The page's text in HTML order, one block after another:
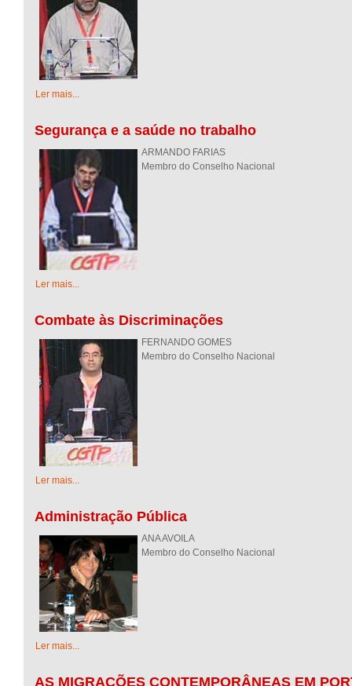
Ler mais...
Segurança e a saúde no trabalho
ARMANDO FARIAS
Membro do Conselho Nacional
Ler mais...
Combate às Discriminações
FERNANDO GOMES
Membro do Conselho Nacional
Ler mais...
Administração Pública
ANA AVOILA
Membro do Conselho Nacional
Ler mais...
AS MIGRAÇÕES CONTEMPORÂNEAS EM